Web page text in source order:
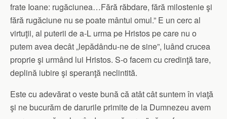
frate Ioane: rugăciunea…Fără răbdare, fără milostenie şi
fără rugăciune nu se poate mântui omul.” E un cerc al
virtuţii, al puterii de a-L urma pe Hristos pe care nu o
putem avea decât „lepădându-ne de sine”, luând crucea
proprie şi urmând lui Hristos. S-o facem cu credinţă tare,
deplină iubire şi speranţă neclintită.
Este cu adevărat o veste bună că atât cât suntem în viaţă
şi ne bucurăm de darurile primite de la Dumnezeu avem